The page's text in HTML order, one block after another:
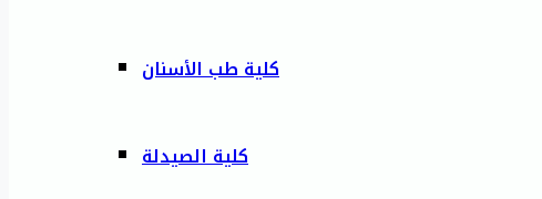
كلية طب الأسنان
كلية الصيدلة